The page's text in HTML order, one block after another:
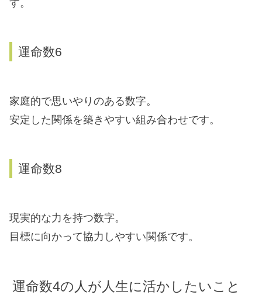
す。
運命数6
家庭的で思いやりのある数字。
安定した関係を築きやすい組み合わせです。
運命数8
現実的な力を持つ数字。
目標に向かって協力しやすい関係です。
運命数4の人が人生に活かしたいこと